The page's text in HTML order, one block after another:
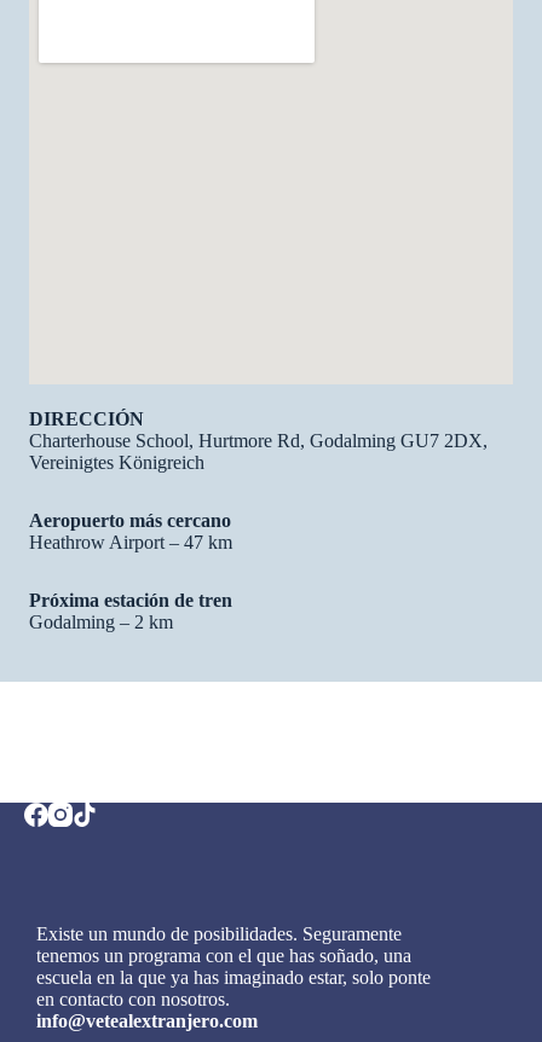
DIRECCIÓN
Charterhouse School, Hurtmore Rd, Godalming GU7 2DX,
Vereinigtes Königreich
Aeropuerto más cercano
Heathrow Airport – 47 km
Próxima estación de tren
Godalming – 2 km
Existe un mundo de posibilidades. Seguramente
tenemos un programa con el que has soñado, una
escuela en la que ya has imaginado estar, solo ponte
en contacto con nosotros.
info@vetealextranjero.com